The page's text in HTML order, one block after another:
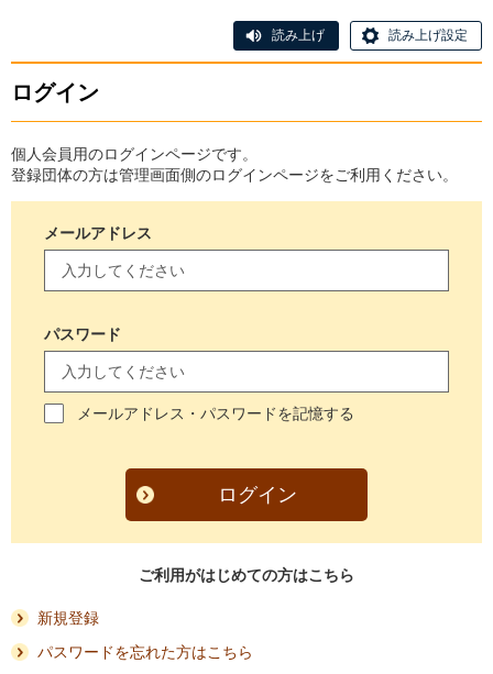
読み上げ 読み上げ設定
ログイン
個人会員用のログインページです。
登録団体の方は管理画面側のログインページをご利用ください。
メールアドレス
パスワード
メールアドレス・パスワードを記憶する
ログイン
ご利用がはじめての方はこちら
新規登録
パスワードを忘れた方はこちら